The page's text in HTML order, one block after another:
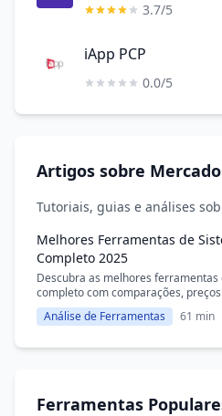
3.7/5
iApp PCP
0.0/5
Artigos sobre
Tutoriais, guias e análises
Melhores Ferramentas de
Completo 2025
Descubra as melhores ferramentas
completo com comparações,
escolher a solução ideal.
Análise de Ferramentas 61 min
Ferramentas